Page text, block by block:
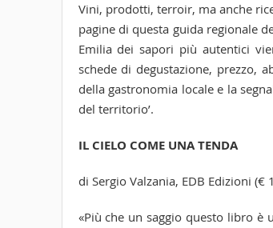
Vini, prodotti, terroir, ma anche
pagine di questa guida regionale
Emilia dei sapori più autentici
schede di degustazione, prezzo,
della gastronomia locale e la
del territorio’.
IL CIELO COME UNA TENDA
di Sergio Valzania, EDB Edizioni (€
«Più che un saggio questo libro è